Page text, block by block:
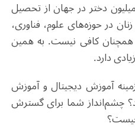
می‌کند. همچنان بیش از 130 میلیون دختر در جهان از تحصیل
در حوزه‌های علوم، فناوری،
کافی نیست. به همین
دارد.
آموزش دیجیتال و آموزش
چشم‌انداز شما برای گسترش